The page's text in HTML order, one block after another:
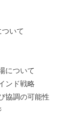
いて
ついて
ド戦略
の可能性